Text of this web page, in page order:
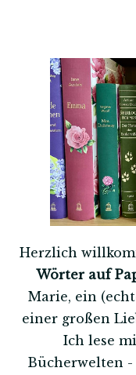
Herzlich
Wörter auf
Marie, ein
einer großen
Ich lese
Bücherwelten